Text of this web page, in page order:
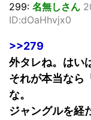
299: 名無しさん
ID:dOaHhvjx0
>>279
外タレね。はい
それが本当なら
な。
ジャングルを経